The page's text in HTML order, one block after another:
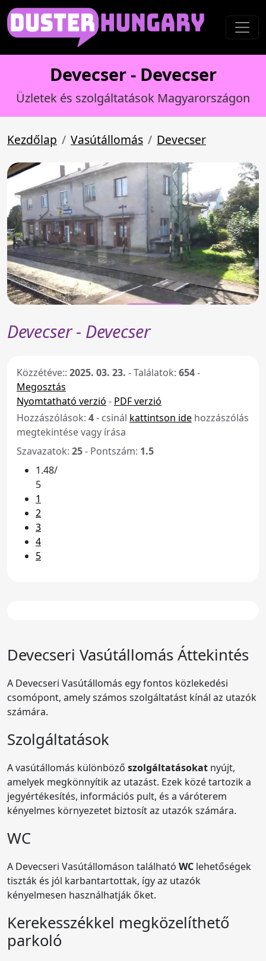
Devecser - Devecser
Üzletek és szolgáltatások Magyarországon
Kezdőlap Vasútállomás Devecser
Devecser - Devecser
Közzétéve:: 2025. 03. 23. -Találatok: 654-
Megosztás
Nyomtatható verzió - PDF verzió
Hozzászólások: 4- csinál kattintson ide hozzászólás
megtekintése vagy írása
Szavazatok: 25- Pontszám: 1.5
1.48/
5
1
2
3
4
5
Devecseri Vasútállomás Áttekintés
A Devecseri Vasútállomás egy fontos közlekedési
csomópont, amely számos szolgáltatást kínál az utazók
számára.
Szolgáltatások
A vasútállomás különböző szolgáltatásokat nyújt,
amelyek megkönnyítik az utazást. Ezek közé tartozik a
jegyértékesítés, információs pult, és a váróterem
kényelmes környezetet biztosít az utazók számára.
WC
A Devecseri Vasútállomáson található WC lehetőségek
tiszták és jól karbantartottak, így az utazók
kényelmesen használhatják őket.
Kerekesszékkel megközelíthető
parkoló